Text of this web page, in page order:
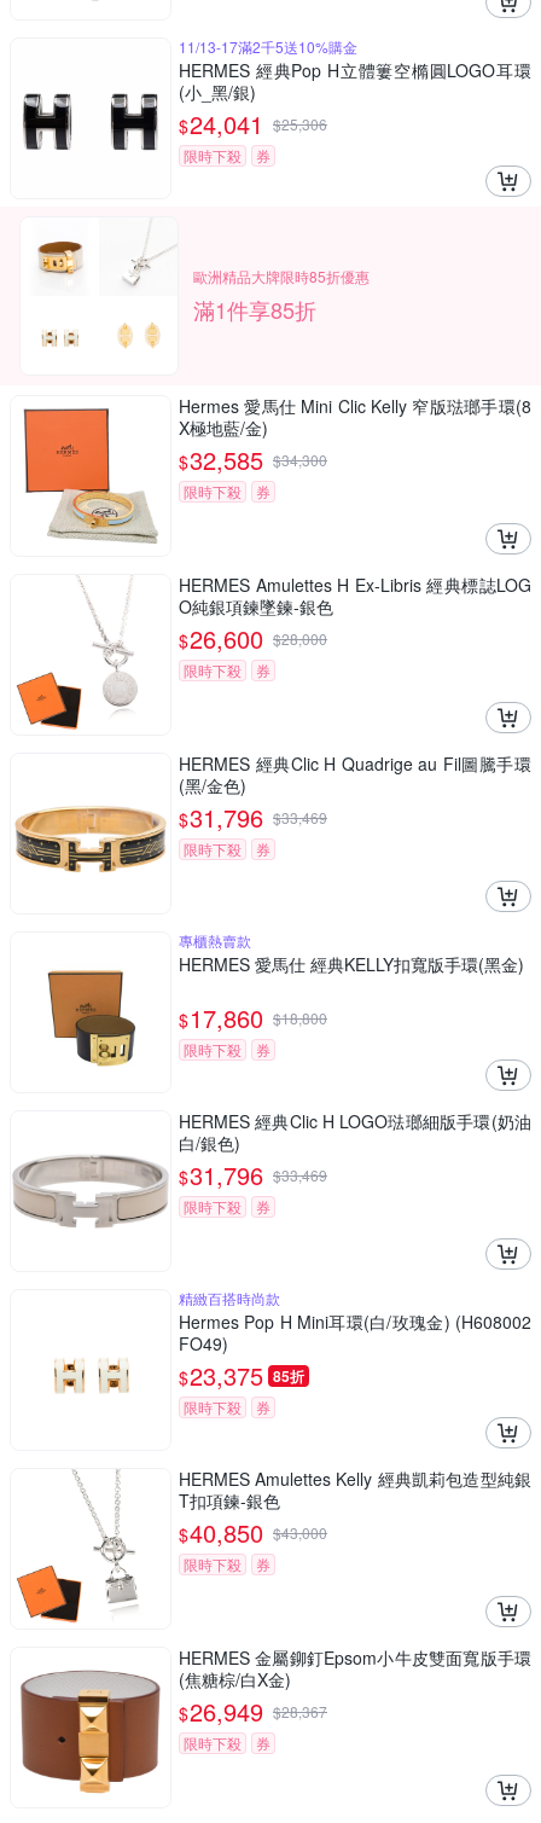
11/13-17滿2千5送10%購金
HERMES 經典Pop H立體簍空橢圓LOGO耳環
(小_黑/銀)
$24,041 $25,306
限時下殺
券
歐洲精品大牌限時85折優惠
滿1件享85折
Hermes 愛馬仕 Mini Clic Kelly 窄版琺瑯手環(8
X極地藍/金)
$32,585 $34,300
限時下殺
券
HERMES Amulettes H Ex-Libris 經典標誌LOG
O純銀項鍊墜鍊-銀色
$26,600 $28,000
限時下殺
券
HERMES 經典Clic H Quadrige au Fil圖騰手環
(黑/金色)
$31,796 $33,469
限時下殺
券
專櫃熱賣款
HERMES 愛馬仕 經典KELLY扣寬版手環(黑金)
$17,860 $18,800
限時下殺
券
HERMES 經典Clic H LOGO琺瑯細版手環(奶油
白/銀色)
$31,796 $33,469
限時下殺
券
精緻百搭時尚款
Hermes Pop H Mini耳環(白/玫瑰金) (H608002
FO49)
$23,375 85折
限時下殺 券
HERMES Amulettes Kelly 經典凱莉包造型純銀
T扣項鍊-銀色
$40,850 $43,000
限時下殺
券
HERMES 金屬鉚釘Epsom小牛皮雙面寬版手環
(焦糖棕/白X金)
$26,949 $28,367
限時下殺
券